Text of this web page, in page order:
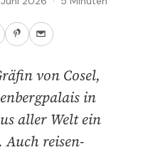
von Cosel,
in
aller Welt ein
Auch reisen-